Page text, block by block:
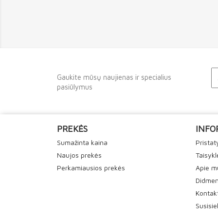
Gaukite mūsų naujienas ir specialius
pasiūlymus
PREKĖS
Sumažinta kaina
Naujos prekės
Perkamiausios prekės
Apie